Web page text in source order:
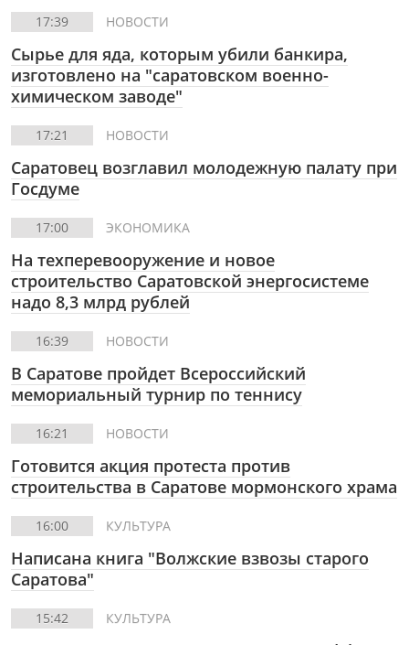
17:39 НОВОСТИ
Сырье для яда, которым убили банкира,
изготовлено на "саратовском военно-
химическом заводе"
17:21 НОВОСТИ
Саратовец возглавил молодежную палату при
Госдуме
17:00 ЭКОНОМИКА
На техперевооружение и новое
строительство Саратовской энергосистеме
надо 8,3 млрд рублей
16:39 НОВОСТИ
В Саратове пройдет Всероссийский
мемориальный турнир по теннису
16:21 НОВОСТИ
Готовится акция протеста против
строительства в Саратове мормонского храма
16:00 КУЛЬТУРА
Написана книга "Волжские взвозы старого
Саратова"
15:42 КУЛЬТУРА